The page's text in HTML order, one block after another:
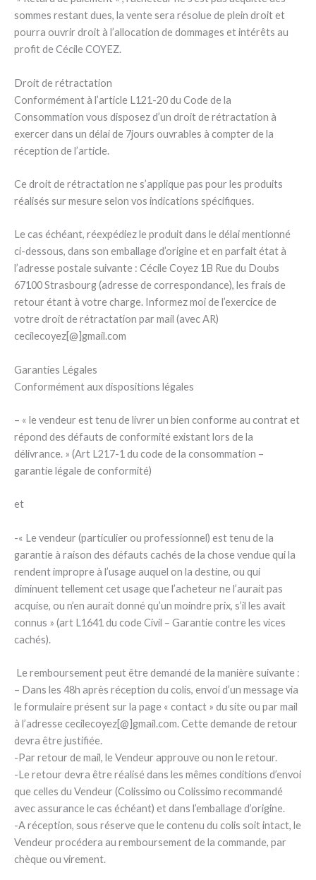
sommes restant dues, la vente sera résolue de plein droit et
pourra ouvrir droit à l’allocation de dommages et intérêts au
profit de Cécile COYEZ.
Droit de rétractation
Conformément à l’article L121-20 du Code de la
Consommation vous disposez d’un droit de rétractation à
exercer dans un délai de 7jours ouvrables à compter de la
réception de l’article.
Ce droit de rétractation ne s’applique pas pour les produits
réalisés sur mesure selon vos indications spécifiques.
Le cas échéant, réexpédiez le produit dans le délai mentionné
ci-dessous, dans son emballage d’origine et en parfait état à
l’adresse postale suivante : Cécile Coyez 1B Rue du Doubs
67100 Strasbourg (adresse de correspondance), les frais de
retour étant à votre charge. Informez moi de l’exercice de
votre droit de rétractation par mail (avec AR)
cecilecoyez[@]gmail.com
Garanties Légales
Conformément aux dispositions légales
– « le vendeur est tenu de livrer un bien conforme au contrat et
répond des défauts de conformité existant lors de la
délivrance. » (Art L217-1 du code de la consommation –
garantie légale de conformité)
et
-« Le vendeur (particulier ou professionnel) est tenu de la
garantie à raison des défauts cachés de la chose vendue qui la
rendent impropre à l’usage auquel on la destine, ou qui
diminuent tellement cet usage que l’acheteur ne l’aurait pas
acquise, ou n’en aurait donné qu’un moindre prix, s’il les avait
connus » (art L1641 du code Civil – Garantie contre les vices
cachés).
Le remboursement peut être demandé de la manière suivante :
– Dans les 48h après réception du colis, envoi d’un message via
le formulaire présent sur la page « contact » du site ou par mail
à l’adresse cecilecoyez[@]gmail.com. Cette demande de retour
devra être justifiée.
-Par retour de mail, le Vendeur approuve ou non le retour.
-Le retour devra être réalisé dans les mêmes conditions d’envoi
que celles du Vendeur (Colissimo ou Colissimo recommandé
avec assurance le cas échéant) et dans l’emballage d’origine.
-A réception, sous réserve que le contenu du colis soit intact, le
Vendeur procédera au remboursement de la commande, par
chèque ou virement.